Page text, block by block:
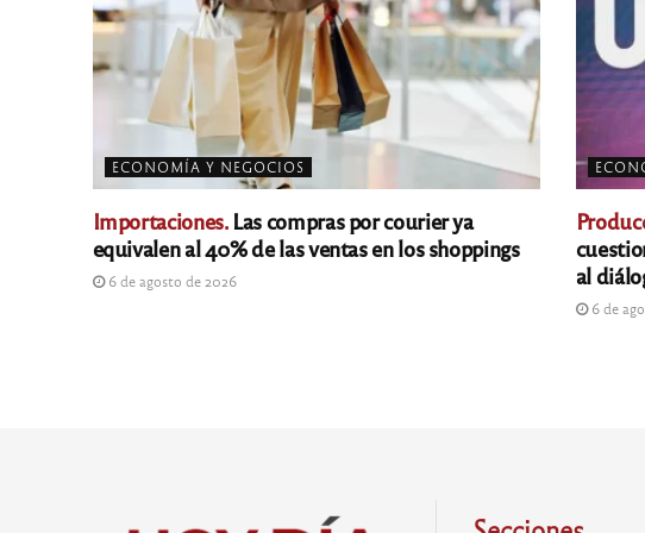
ECONOMÍA Y NEGOCIOS
Importaciones.Las compras por courier ya
equivalen al 40% de las ventas en los shoppings
6 de agosto de 2026
al
6 de